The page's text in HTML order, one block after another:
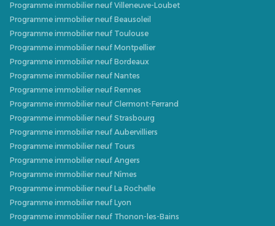
Programme immobilier neuf Villeneuve-Loubet
Programme immobilier neuf Beausoleil
Programme immobilier neuf Toulouse
Programme immobilier neuf Montpellier
Programme immobilier neuf Bordeaux
Programme immobilier neuf Nantes
Programme immobilier neuf Rennes
Programme immobilier neuf Clermont-Ferrand
Programme immobilier neuf Strasbourg
Programme immobilier neuf Aubervilliers
Programme immobilier neuf Tours
Programme immobilier neuf Angers
Programme immobilier neuf Nîmes
Programme immobilier neuf La Rochelle
Programme immobilier neuf Lyon
Programme immobilier neuf Thonon-les-Bains